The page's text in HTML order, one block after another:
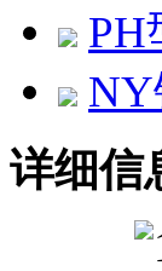
PH
NY
详细信